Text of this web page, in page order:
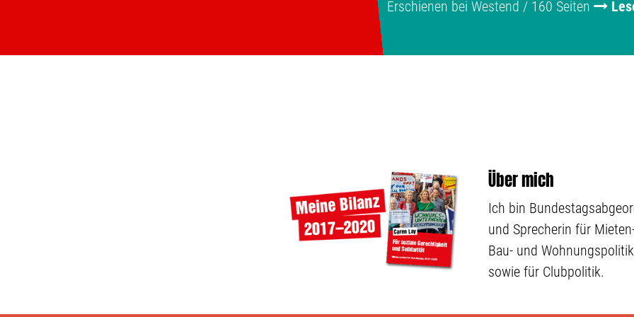
Erschienen bei Westend / 160 Seiten
Über mich
Ich bin
und Sprecherin für
Bau- und Wohnungspolitik
sowie für Clubpolitik.